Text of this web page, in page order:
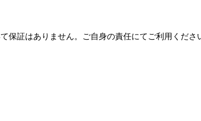
保証はありません。ご自身の責任にてご利用くださ